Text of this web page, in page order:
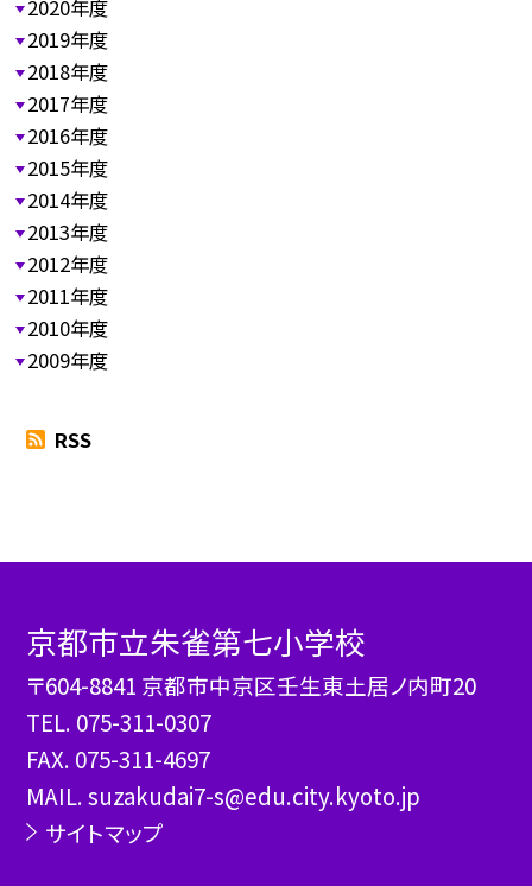
2020年度
2019年度
2018年度
2017年度
2016年度
2015年度
2014年度
2013年度
2012年度
2011年度
2010年度
2009年度
RSS
京都市立朱雀第七小学校
〒604-8841 京都市中京区壬生東土居ノ内町20
TEL. 075-311-0307
FAX. 075-311-4697
MAIL. suzakudai7-s@edu.city.kyoto.jp
サイトマップ